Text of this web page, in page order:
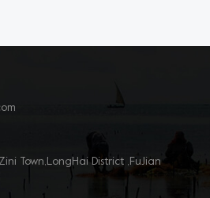
Town,LongHai District ,FuJian